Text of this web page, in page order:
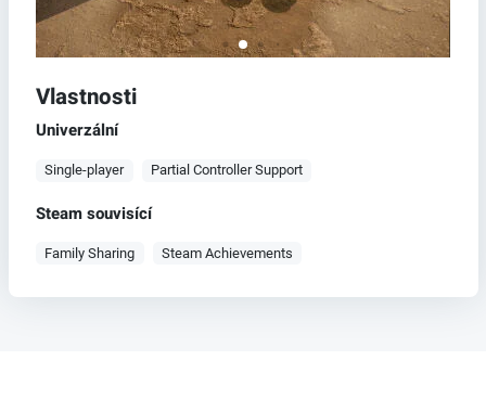
Vlastnosti
Univerzální
Single-player Partial Controller Support
Steam souvisící
Family Sharing Steam Achievements